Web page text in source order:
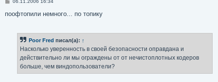
о
поофтопили немного... по топику
Poor Fred писал(а): ↑
Насколько уверенность в своей безопасности оправдана и
действительно ли мы ограждены от от нечистоплотных кодеров
больше, чем виндопользователи?